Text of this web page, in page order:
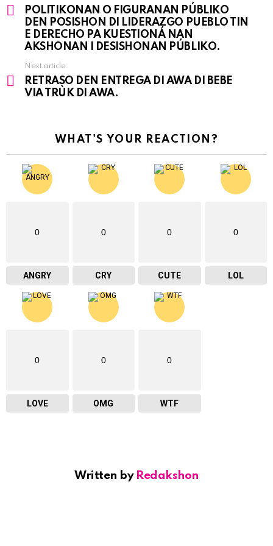
See
morePOLITIKONAN O FIGURANAN PÚBLIKO
DEN POSISHON DI LIDERAZGO PUEBLO TIN
E DERECHO PA KUESTIONÁ NAN
AKSHONAN I DESISHONAN PÚBLIKO.
Next article
RETRASO DEN ENTREGA DI AWA DI BEBE
VIA TRÙK DI AWA.
WHAT'S YOUR REACTION?
0
ANGRY
0
CRY
0
CUTE
0
LOL
0
LOVE
0
OMG
0
WTF
Written by Redakshon